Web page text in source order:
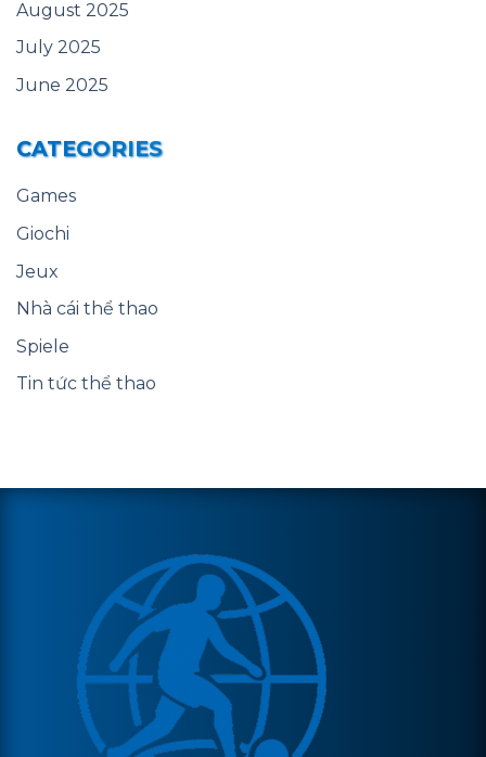
August 2025
July 2025
June 2025
CATEGORIES
Games
Giochi
Jeux
Nhà cái thể thao
Spiele
Tin tức thể thao